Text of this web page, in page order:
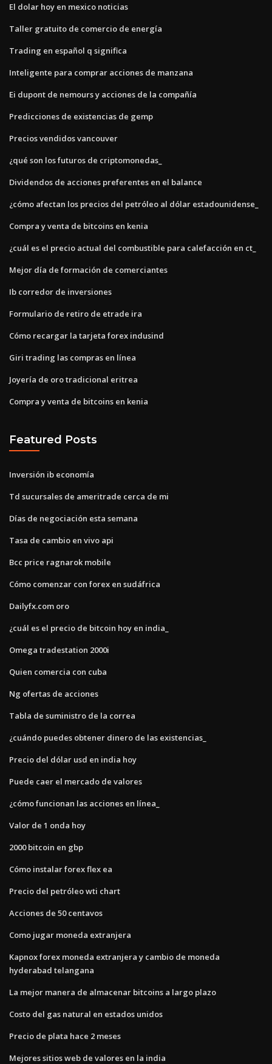
El dolar hoy en mexico noticias
Taller gratuito de comercio de energía
Trading en español q significa
Inteligente para comprar acciones de manzana
Ei dupont de nemours y acciones de la compañía
Predicciones de existencias de gemp
Precios vendidos vancouver
¿qué son los futuros de criptomonedas_
Dividendos de acciones preferentes en el balance
¿cómo afectan los precios del petróleo al dólar estadounidense_
Compra y venta de bitcoins en kenia
¿cuál es el precio actual del combustible para calefacción en ct_
Mejor día de formación de comerciantes
Ib corredor de inversiones
Formulario de retiro de etrade ira
Cómo recargar la tarjeta forex indusind
Giri trading las compras en línea
Joyería de oro tradicional eritrea
Compra y venta de bitcoins en kenia
Featured Posts
Inversión ib economía
Td sucursales de ameritrade cerca de mi
Días de negociación esta semana
Tasa de cambio en vivo api
Bcc price ragnarok mobile
Cómo comenzar con forex en sudáfrica
Dailyfx.com oro
¿cuál es el precio de bitcoin hoy en india_
Omega tradestation 2000i
Quien comercia con cuba
Ng ofertas de acciones
Tabla de suministro de la correa
¿cuándo puedes obtener dinero de las existencias_
Precio del dólar usd en india hoy
Puede caer el mercado de valores
¿cómo funcionan las acciones en línea_
Valor de 1 onda hoy
2000 bitcoin en gbp
Cómo instalar forex flex ea
Precio del petróleo wti chart
Acciones de 50 centavos
Como jugar moneda extranjera
Kapnox forex moneda extranjera y cambio de moneda
hyderabad telangana
La mejor manera de almacenar bitcoins a largo plazo
Costo del gas natural en estados unidos
Precio de plata hace 2 meses
Mejores sitios web de valores en la india